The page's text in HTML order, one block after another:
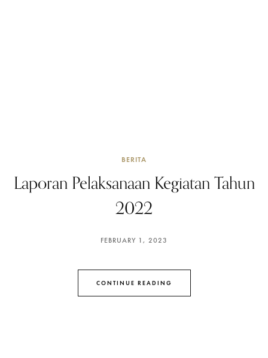
BERITA
Laporan Pelaksanaan Kegiatan Tahun
2022
FEBRUARY 1, 2023
CONTINUE READING